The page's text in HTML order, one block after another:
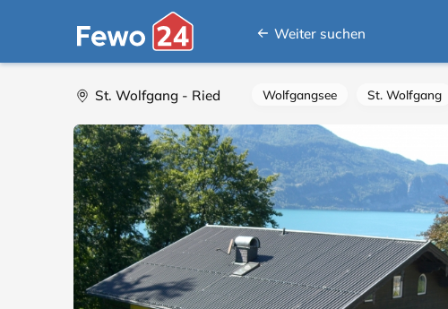
Weiter suchen
St. Wolfgang - Ried Wolfgangsee St. Wolfgang